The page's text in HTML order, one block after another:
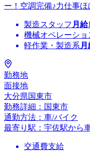
ー！空調完備♪力仕事
製造スタッフ 月給
機械オペレーショ
軽作業・製造系
勤務地
面接地
大分県国東市
勤務詳細：国東市
通勤方法：車/バイク
最寄り駅：宇佐駅から
交通費支給